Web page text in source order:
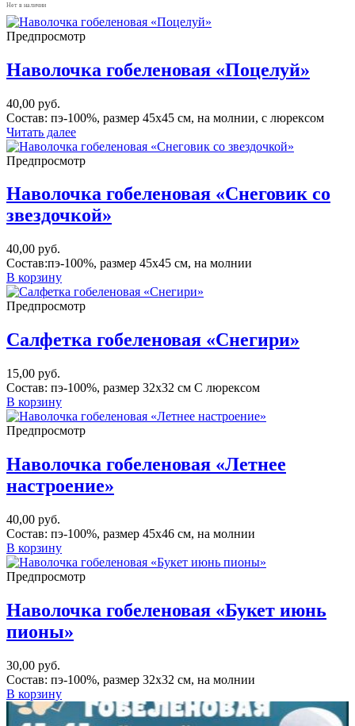
Нет в наличии
Предпросмотр
Наволочка гобеленовая «Поцелуй»
40,00 руб.
Состав: пэ-100%, размер 45х45 см, на молнии, с люрексом
Читать далее
Предпросмотр
Наволочка гобеленовая «Снеговик со
звездочкой»
40,00 руб.
Состав:пэ-100%, размер 45х45 см, на молнии
В корзину
Предпросмотр
Салфетка гобеленовая «Снегири»
15,00 руб.
Состав: пэ-100%, размер 32х32 см С люрексом
В корзину
Предпросмотр
Наволочка гобеленовая «Летнее
настроение»
40,00 руб.
Состав: пэ-100%, размер 45х46 см, на молнии
В корзину
Предпросмотр
Наволочка гобеленовая «Букет июнь
пионы»
30,00 руб.
Состав: пэ-100%, размер 32х32 см, на молнии
В корзину